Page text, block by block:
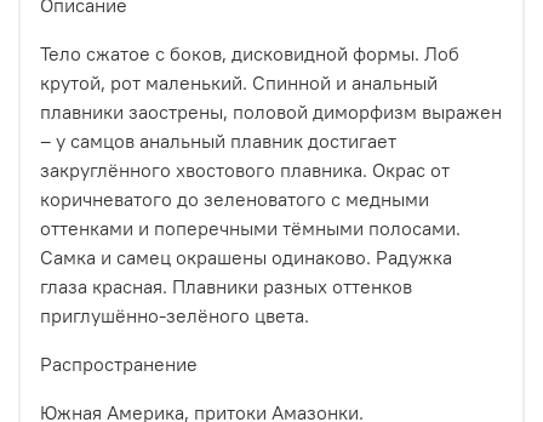
Описание
Тело сжатое с боков, дисковидной формы. Лоб
крутой, рот маленький. Спинной и анальный
плавники заострены, половой диморфизм выражен
– у самцов анальный плавник достигает
закруглённого хвостового плавника. Окрас от
коричневатого до зеленоватого с медными
оттенками и поперечными тёмными полосами.
Самка и самец окрашены одинаково. Радужка
глаза красная. Плавники разных оттенков
приглушённо-зелёного цвета.
Распространение
Южная Америка, притоки Амазонки.